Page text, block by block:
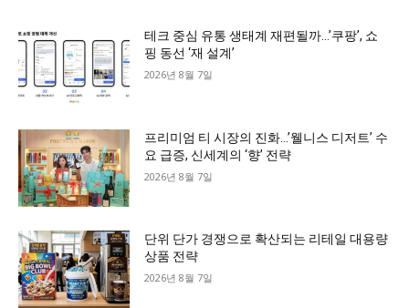
테크 중심 유통 생태계 재편될까…’쿠팡’, 쇼
핑 동선 ‘재 설계’
2026년 8월 7일
프리미엄 티 시장의 진화…’웰니스 디저트’ 수
요 급증, 신세계의 ‘향’ 전략
2026년 8월 7일
단위 단가 경쟁으로 확산되는 리테일 대용량
상품 전략
2026년 8월 7일